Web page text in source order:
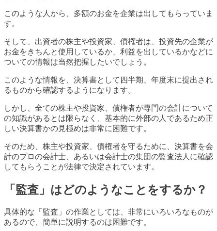
このような人から、多額のお金を企業は出してもらっていま
す。
そして、出資者の株主や投資家、債権者は、投資先の企業が
お金をきちんと使用しているか、利益を出しているかなどに
ついての情報は当然把握したいでしょう。
このような情報を、決算書として四半期、年度末に提出され
るものから確認するようになります。
しかし、全ての株主や投資家、債権者が専門の会計について
の知識があるとは限らなく、基本的に外部の人であるため正
しい決算書かの見極めは非常に困難です。
そのため、株主や投資家、債権者を守るために、決算書を会
計のプロの会計士、あるいは会計士の集団の監査法人に確認
してもらうことが法律で決定されています。
「監査」はどのようなことをするか？
具体的な「監査」の作業としては、非常にいろいろなものが
あるので、簡単に説明するのは困難です。